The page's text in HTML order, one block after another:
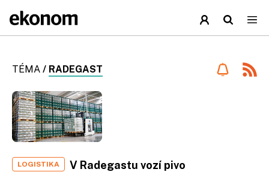
TÉMA / RADEGAST
LOGISTIKA
V Radegastu vozí pivo